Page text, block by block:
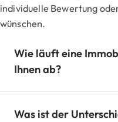
individuelle Bewertung
wünschen.
Wie läuft eine
Ihnen ab?
Was ist der